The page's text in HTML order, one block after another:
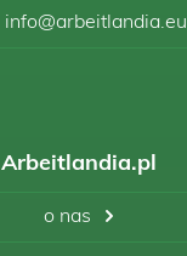
info@arbeitlandia.eu
Arbeitlandia.pl
o nas